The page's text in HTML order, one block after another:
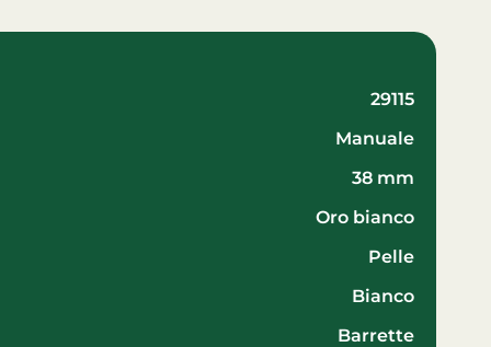
29115
manuale
38 mm
oro bianco
pelle
Bianco
Barrette